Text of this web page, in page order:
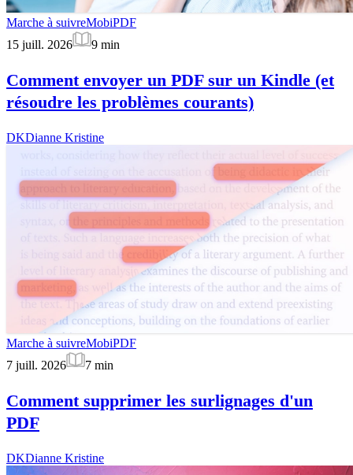
Marche à suivreMobiPDF
15 juill. 2026
9 min
Comment envoyer un PDF sur un Kindle (et
résoudre les problèmes courants)
DKDianne Kristine
Marche à suivreMobiPDF
7 juill. 2026
7 min
Comment supprimer les surlignages d'un
PDF
DKDianne Kristine